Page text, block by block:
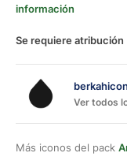
información
Se requiere atribución
berkahicon
Ver todos
Más iconos del pack